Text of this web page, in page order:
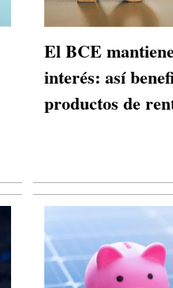
El BCE
interés: así
productos de